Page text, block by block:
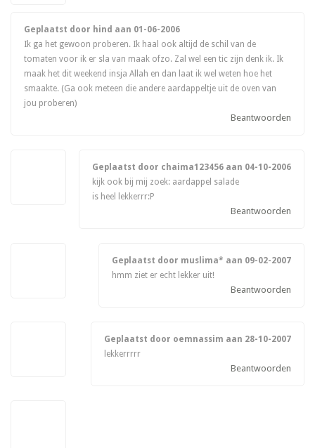
Geplaatst door hind aan 01-06-2006
Ik ga het gewoon proberen. Ik haal ook altijd de schil van de
tomaten voor ik er sla van maak ofzo. Zal wel een tic zijn denk ik. Ik
maak het dit weekend insja Allah en dan laat ik wel weten hoe het
smaakte. (Ga ook meteen die andere aardappeltje uit de oven van
jou proberen)
Beantwoorden
Geplaatst door chaima123456 aan 04-10-2006
kijk ook bij mij zoek: aardappel salade
is heel lekkerrr:P
Beantwoorden
Geplaatst door muslima* aan 09-02-2007
hmm ziet er echt lekker uit!
Beantwoorden
Geplaatst door oemnassim aan 28-10-2007
lekkerrrrr
Beantwoorden